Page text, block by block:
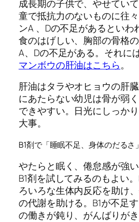
成長期の子供で、やせてい
童で抵抗力のないものに往
ンA 、Dの不足があるといわ
食のはげしい、胸部の骨格
A、Dの不足がある。それに
マンボウの肝油はこちら。
肝油はタラやオヒョウの肝
にあたらない幼児は骨が弱
できやすい。日光にしっか
大事。
B1剤で「睡眠不足、身体のだるさ
やたらと眠く、倦怠感が強
B1剤を試してみるのもよい
ろいろな生体内反応を助け
の代謝を助ける。B1が不足
の働きが鈍り、がんばりがき